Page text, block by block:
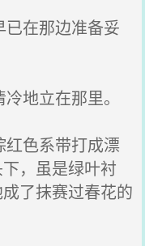
在那边准备妥
地立在那里。
色系带打成漂
，虽是绿叶衬
了抹赛过春花的